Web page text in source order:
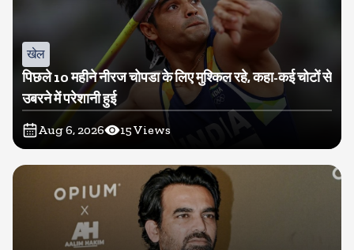
खेल
पिछले 10 महीने नीरज चोपडा के लिए मुश्किल रहे, कहा-कई चोटों से
उबरने में परेशानी हुई
Aug 6, 2026 15Views